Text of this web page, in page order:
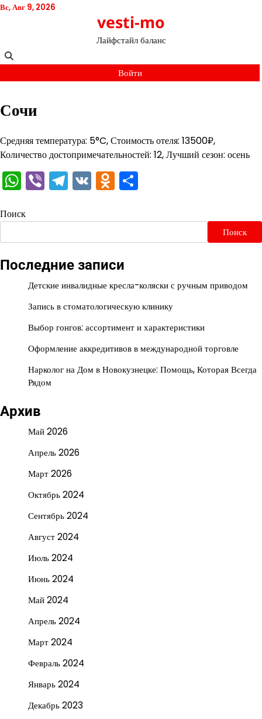
Перейти
Вс, Авг 9, 2026
vesti-mo
Лайфстайл баланс
Войти
Сочи
Средняя температура: 5°C, Стоимость отеля: 13500₽,
Количество достопримечательностей: 12, Лучший сезон: осень
WhatsApp
ViberTelegram
VKOdnoklassniki
Поиск
Поиск
Последние записи
Детские инвалидные кресла-коляски с ручным приводом
Запись в стоматологическую клинику
Выбор гонгов: ассортимент и характеристики
Оформление аккредитивов в международной торговле
Нарколог на Дом в Новокузнецке: Помощь, Которая Всегда
Рядом
Архив
Май 2026
Апрель 2026
Март 2026
Октябрь 2024
Сентябрь 2024
Август 2024
Июль 2024
Июнь 2024
Май 2024
Апрель 2024
Март 2024
Февраль 2024
Январь 2024
Декабрь 2023